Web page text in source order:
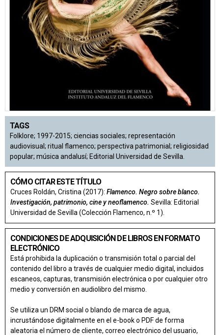
TAGS
Folklore; 1997-2015; ciencias sociales; representación
audiovisual; ritual flamenco; perspectiva patrimonial; religiosidad
popular; música andalusí; Editorial Universidad de Sevilla.
CÓMO CITAR ESTE TÍTULO
Cruces Roldán, Cristina (2017): Flamenco. Negro sobre blanco.
Investigación, patrimonio, cine y neoflamenco. Sevilla: Editorial
Universidad de Sevilla (Colección Flamenco, n.º 1).
CONDICIONES DE ADQUISICIÓN DE LIBROS EN FORMATO
ELECTRÓNICO
Está prohibida la duplicación o transmisión total o parcial del
contenido del libro a través de cualquier medio digital, incluidos
escaneos, capturas, transmisión electrónica o por cualquier otro
medio y conversión en audiolibro del mismo.
Se utiliza un DRM social o blando de marca de agua,
incrustándose digitalmente en el e-book o PDF de forma
aleatoria el número de cliente, correo electrónico del usuario,